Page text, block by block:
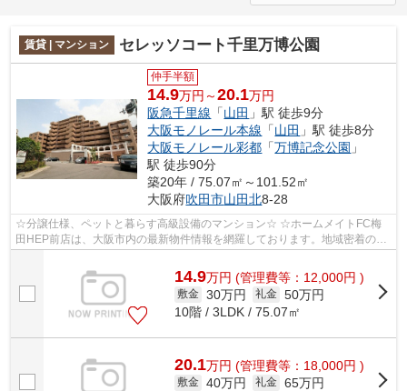
賃貸 | マンション セレッソコート千里万博公園
仲手半額
14.9万円～20.1万円
阪急千里線 「山田 」駅 徒歩9分
大阪モノレール本線 「山田 」駅 徒歩8分
大阪モノレール彩都 「万博記念公園 」
駅 徒歩90分
築20年 / 75.07㎡～101.52㎡
大阪府吹田市山田北8-28
☆分譲仕様、ペットと暮らす高級設備のマンション☆ ☆ホームメイトFC梅
田HEP前店は、大阪市内の最新物件情報を網羅しております。地域密着のホ
14.9万円 (管理費等：12,000円 )
敷金 30万円 礼金 50万円
10階 / 3LDK / 75.07㎡
20.1万円 (管理費等：18,000円 )
敷金 40万円 礼金 65万円